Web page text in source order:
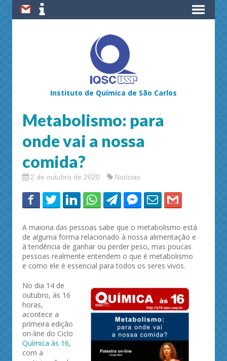
Instituto de Química de São Carlos
Metabolismo: para
onde vai a nossa
comida?
2 de outubro de 2020 Notícias
A maioria das pessoas sabe que o metabolismo está
de alguma forma relacionado à nossa alimentação e
à tendência de ganhar ou perder peso, mas poucas
pessoas realmente entendem o que é metabolismo
e como ele é essencial para todos os seres vivos.
No dia 14 de
outubro, às 16
horas,
acontece a
primeira edição
on-line do Ciclo
Química às 16,
com a